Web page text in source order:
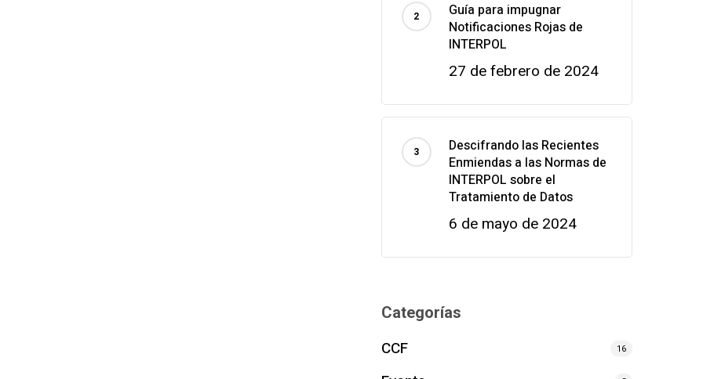
Guía para impugnar
Notificaciones Rojas de
INTERPOL
27 de febrero de 2024
Descifrando las Recientes
Enmiendas a las Normas de
INTERPOL sobre el
Tratamiento de Datos
6 de mayo de 2024
Categorías
CCF 16